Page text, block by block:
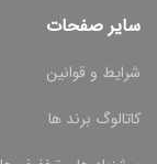
سایر صفحات
شرایط و قوانین
کاتالوگ برند ها